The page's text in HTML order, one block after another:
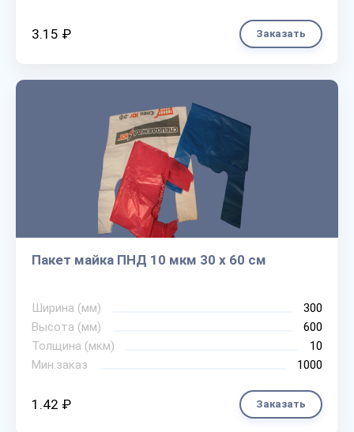
3.15 ₽ Заказать
Пакет майка ПНД 10 мкм 30 х 60 см
Ширина (мм)
300
Высота (мм)
600
Толщина (мкм)
10
Мин.заказ
1000
1.42 ₽ Заказать